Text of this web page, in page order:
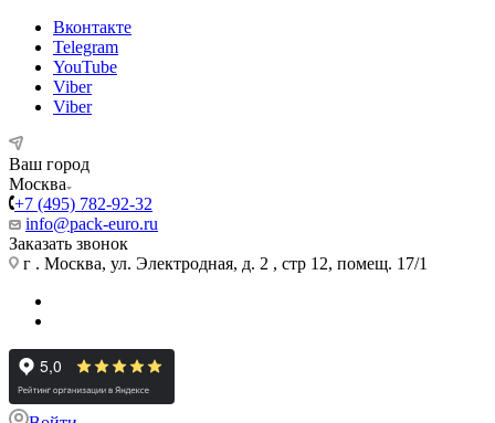
Вконтакте
Telegram
YouTube
Viber
Viber
Ваш город
Москва
+7 (495) 782-92-32
info@pack-euro.ru
Заказать звонок
г . Москва, ул. Электродная, д. 2 , стр 12, помещ. 17/1